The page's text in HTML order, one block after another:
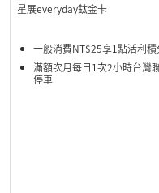
星展everyday鈦金卡
一般消費NT$25享1點活利積
滿額次月每日1次2小時台灣
停車